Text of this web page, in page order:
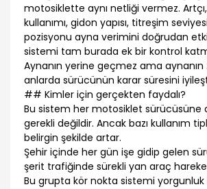
motosiklette aynı netliği vermez.
kullanımı, gidon yapısı, titreşim
pozisyonu ayna verimini doğrudan
sistemi tam burada ek bir kontrol
Aynanın yerine geçmez ama aynanın
anlarda sürücünün karar süresini
## Kimler için gerçekten faydalı?
Bu sistem her motosiklet sürücüsüne
gerekli değildir. Ancak bazı kullanım
belirgin şekilde artar.
Şehir içinde her gün işe gidip gelen
şerit trafiğinde sürekli yan araç
Bu grupta kör nokta sistemi yorgunluk